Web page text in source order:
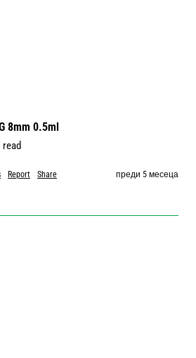
8mm 0.5ml
Report Share преди 5 месеца